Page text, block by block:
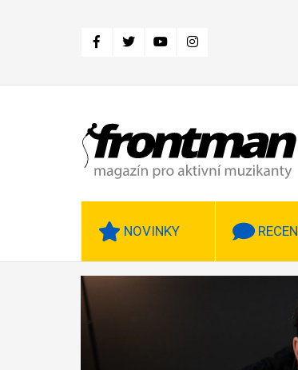
NOVINKY